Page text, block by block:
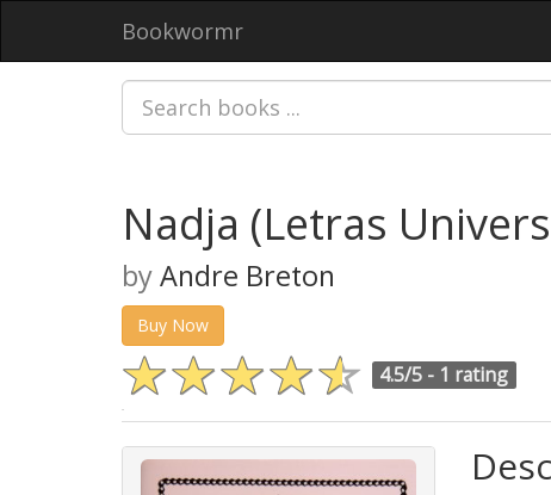
Bookwormr
Nadja (Letras
byAndre Breton
Buy Now
4.5/5 - 1 rating